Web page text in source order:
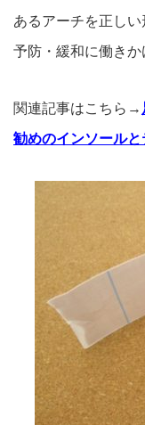
あるアーチを正しい
予防・ 緩和に働きか
関連記事はこちら→
勧めのインソール